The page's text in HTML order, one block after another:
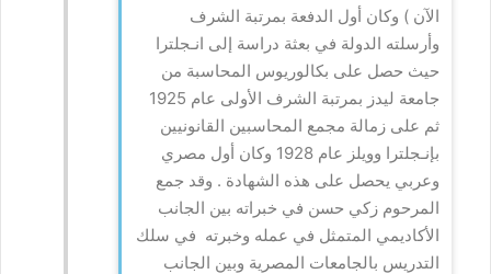
الآن ) وكان أول الدفعة بمرتبة الشرف
وأرسلته الدولة في بعثة دراسة إلى انـجلترا
حيث حصل على بكالوريوس المحاسبة من
جامعة ليدز بمرتبة الشرف الأولى عام 1925
ثم على زمالة مجمع المحاسبين القانونيين
بإنـجلترا وويلز عام 1928 وكان أول مصري
وعربي يحصل على هذه الشهادة . وقد جمع
المرحوم زكي حسن في خبراته بين الجانب
الأكاديمي المتمثل في عمله وخبرته في سلك
التدريس بالجامعات المصرية وبين الجانب